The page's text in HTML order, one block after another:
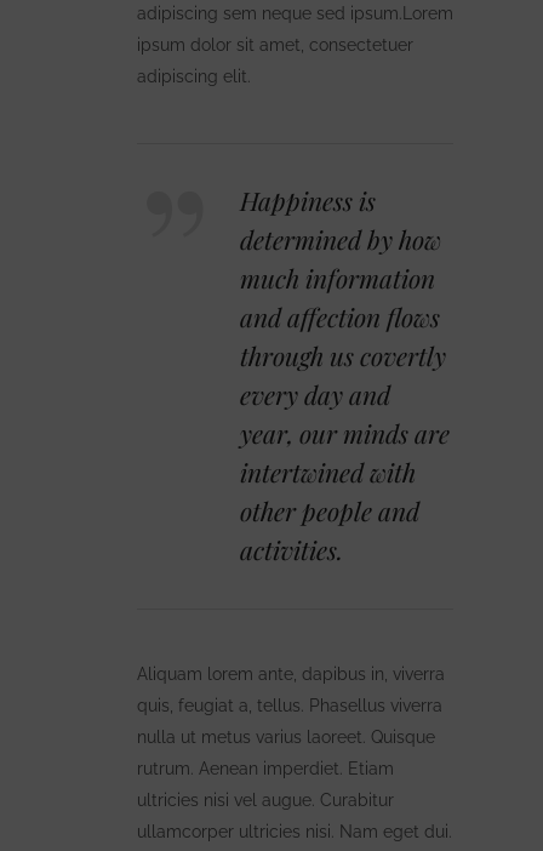
adipiscing sem neque sed ipsum.Lorem
ipsum dolor sit amet, consectetuer
adipiscing elit.
Happiness is
determined by how
much information
and affection flows
through us covertly
every day and
year, our minds are
intertwined with
other people and
activities.
Aliquam lorem ante, dapibus in, viverra
quis, feugiat a, tellus. Phasellus viverra
nulla ut metus varius laoreet. Quisque
rutrum. Aenean imperdiet. Etiam
ultricies nisi vel augue. Curabitur
ullamcorper ultricies nisi. Nam eget dui.